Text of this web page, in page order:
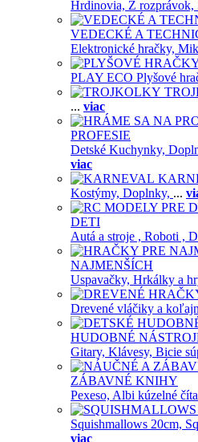
Hrdinovia, Z rozprávok,
VEDECKÉ A
Elektronické hračky,
PLAY ECO Plyšové
... viac
PROFESIE
Detské Kuchynky,
viac
Kostýmy, Doplnky, ...
DETI
Autá a stroje , Roboti ,
NAJMENŠÍCH
Uspavačky, Hrkálky a
Drevené vláčiky a
HUDOBNÉ
Gitary, Klávesy, Bicie
ZÁBAVNÉ KNIHY
Pexeso, Albi kúzelné
Squishmallows 20cm,
viac